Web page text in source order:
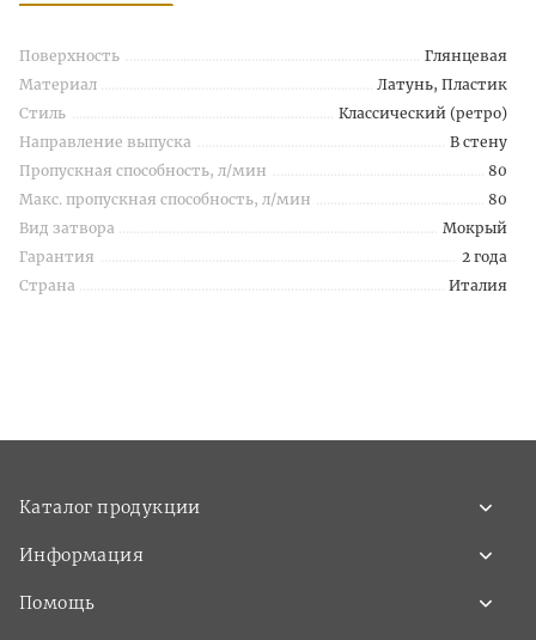
Поверхность
Глянцевая
Материал
Латунь, Пластик
Стиль
Классический (ретро)
Направление выпуска
В стену
Пропускная способность, л/мин
80
Макс. пропускная способность, л/мин
80
Вид затвора
Мокрый
Гарантия
2 года
Страна
Италия
Каталог продукции
Информация
Помощь